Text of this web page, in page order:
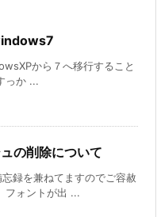
から７へ移行すること
っか ...
の削除について
録を兼ねてますのでご容赦
フォントが出 ...